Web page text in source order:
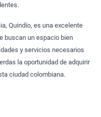
Quindío, es una excelente
buscan un espacio bien
y servicios necesarios
la oportunidad de adquirir
ciudad colombiana.